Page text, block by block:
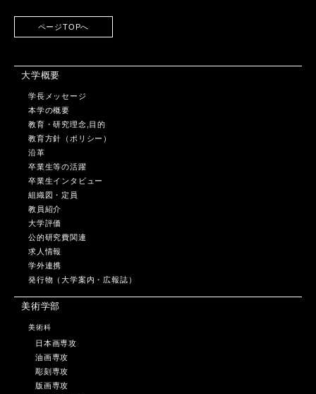
ページTOPへ
大学概要
学長メッセージ
本学の概要
教育・研究理念,目的
教育方針（ポリシー）
沿革
卒業生等の活躍
卒業生インタビュー
組織図・定員
教員紹介
大学評価
公的研究費関連
求人情報
学外連携
発行物（大学案内・広報誌）
美術学部
美術科
日本画専攻
油画専攻
彫刻専攻
版画専攻